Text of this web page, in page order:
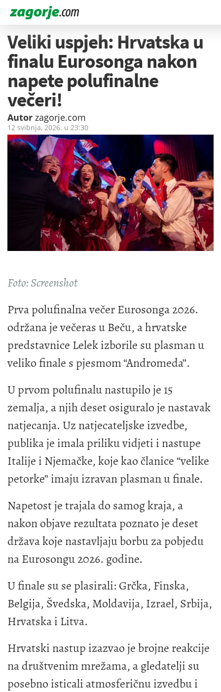
Veliki uspjeh: Hrvatska u
finalu Eurosonga nakon
napete polufinalne
večeri!
Autor zagorje.com
12 svibnja, 2026. u 23:30
Foto: Screenshot
Prva polufinalna večer Eurosonga 2026.
održana je večeras u Beču, a hrvatske
predstavnice Lelek izborile su plasman u
veliko finale s pjesmom“Andromeda”.
U prvom polufinalu nastupilo je 15
zemalja, a njih deset osiguralo je nastavak
natjecanja. Uz natjecateljske izvedbe,
publika je imala priliku vidjeti i nastupe
Italije i Njemačke, koje kao članice “velike
petorke” imaju izravan plasman u finale.
Napetost je trajala do samog kraja, a
nakon objave rezultata poznato je deset
država koje nastavljaju borbu za pobjedu
na Eurosongu 2026. godine.
U finale su se plasirali: Grčka, Finska,
Belgija, Švedska, Moldavija, Izrael, Srbija,
Hrvatska i Litva.
Hrvatski nastup izazvao je brojne reakcije
na društvenim mrežama, a gledatelji su
posebno isticali atmosferičnu izvedbu i